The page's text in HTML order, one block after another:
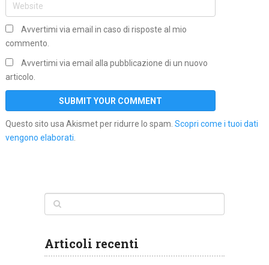
Avvertimi via email in caso di risposte al mio
commento.
Avvertimi via email alla pubblicazione di un nuovo
articolo.
Questo sito usa Akismet per ridurre lo spam. Scopri come i tuoi dati
vengono elaborati.
Articoli recenti